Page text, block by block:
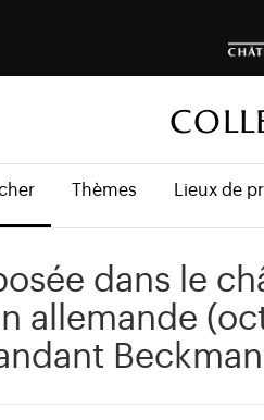
Thèmes Lieux de
dans le
allemande